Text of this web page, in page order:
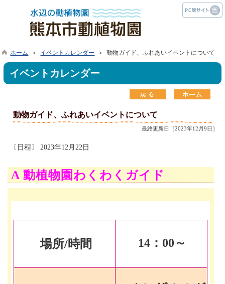
ホーム ＞ イベントカレンダー ＞ 動物ガイド、ふれあいイベントについて
イベントカレンダー
動物ガイド、ふれあいイベントについて
最終更新日［2023年12月9日］
〔日程〕 2023年12月22日
A 動植物園わくわくガイド
場所/時間 14 ：00～